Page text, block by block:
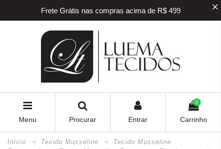
Frete Grátis nas compras acima de R$ 499
5% de desconto para pagamento via PIX e BOLETO
Frete Grátis nas compras acima de R$ 499
Menu Procurar Entrar
0
Carrinho
Início Tecido Musseline
Tecido Musseline